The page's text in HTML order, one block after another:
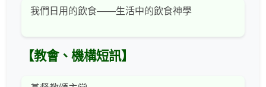
我們日用的飲食——生活中的飲食神學
【教會、機構短訊】